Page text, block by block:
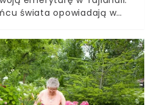
świata opowiadają w
z jakimi kosztami
się, że Tajlandia jest nie
tania. A w dodatku
dobrą polską
zdecydowała się zmienić
wszystko i wyjechali… do